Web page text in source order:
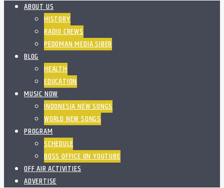
ABOUT US
HISTORY
RADIO CREWS
PEDOMAN MEDIA SIBER
BLOG
HEALTH
EDUCATION
MUSIC NOW
INDONESIA NEW SONGS
WORLD NEW SONGS
PROGRAM
SCHEDULE
BOSS OFFICE ON YOUTUBE
OFF AIR ACTIVITIES
ADVERTISE